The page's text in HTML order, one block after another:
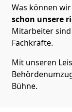
Was können
schon unsere
Mitarbeiter
Fachkräfte.
Mit unseren
Bühne.